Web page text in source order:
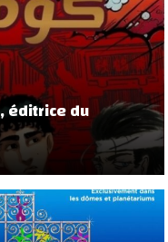
éditrice du